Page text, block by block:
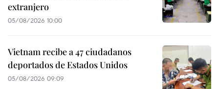
extranjero
05/08/2026 10:00
Vietnam recibe a 47 ciudadanos
deportados de Estados Unidos
05/08/2026 09:09